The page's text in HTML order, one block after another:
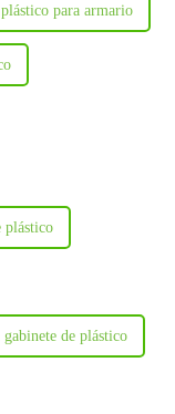
para armario
plástico
de plástico